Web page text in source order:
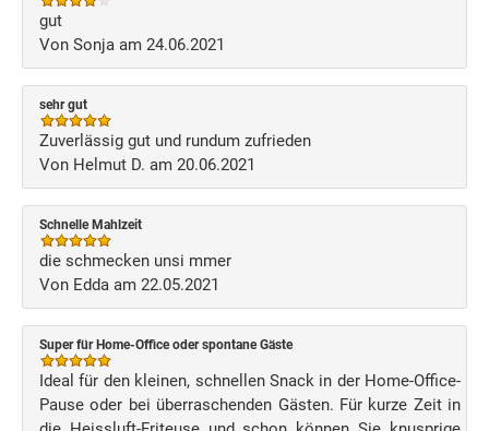
gut
Von Sonja am 24.06.2021
sehr gut
Zuverlässig gut und rundum zufrieden
Von Helmut D. am 20.06.2021
Schnelle Mahlzeit
die schmecken unsi mmer
Von Edda am 22.05.2021
Super für Home-Office oder spontane Gäste
Ideal für den kleinen, schnellen Snack in der Home-Office-
Pause oder bei überraschenden Gästen. Für kurze Zeit in